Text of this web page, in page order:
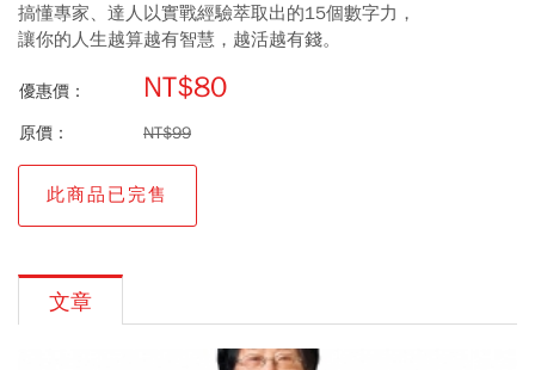
搞懂專家、達人以實戰經驗萃取出的15個數字力，
讓你的人生越算越有智慧，越活越有錢。
優惠價： NT$80
原價： NT$99
此商品已完售
文章